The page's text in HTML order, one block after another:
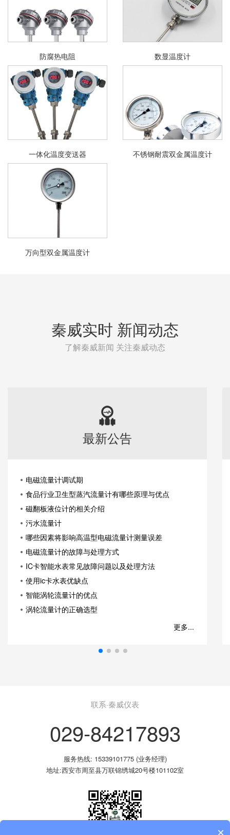
防腐热电阻 数显温度计
一体化温度变送器 不锈钢耐震双金属温度计
万向型双金属温度计
秦威实时 新闻动态
了解秦威新闻 关注秦威动态
最新公告
电磁流量计调试期
食品行业卫生型蒸汽流量计有哪些原理与优点
磁翻板液位计的相关介绍
污水流量计
哪些因素将影响高温型电磁流量计测量误差
电磁流量计的故障与处理方式
IC卡智能水表常见故障问题以及处理方法
使用ic卡水表优缺点
智能涡轮流量计的优点
涡轮流量计的正确选型
更多...
联系·秦威仪表
029-84217893
服务热线: 15339101775 (业务经理)
地址:西安市周至县万联锦绣城20号楼101102室